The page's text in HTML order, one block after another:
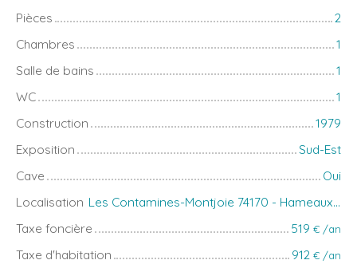
Pièces
2
Chambres
1
Salle de bains
1
WC
1
Construction
1979
Exposition
Sud-Est
Cave
Oui
Localisation
Les Contamines-Montjoie 74170 - Hameaux du Lay
Taxe foncière
519 € /an
Taxe d'habitation 912 € /an